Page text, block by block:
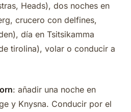
Heads), dos noches en
crucero con delfines,
día en Tsitsikamma
tirolina), volar o conducir a
: añadir una noche en
y Knysna. Conducir por el